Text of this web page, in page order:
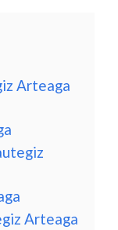
Arteaga
Arteaga